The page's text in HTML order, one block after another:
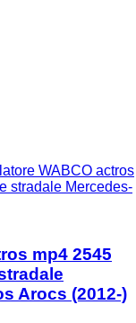
WABCO actros
stradale Mercedes-
mp4 2545
Arocs (2012-)